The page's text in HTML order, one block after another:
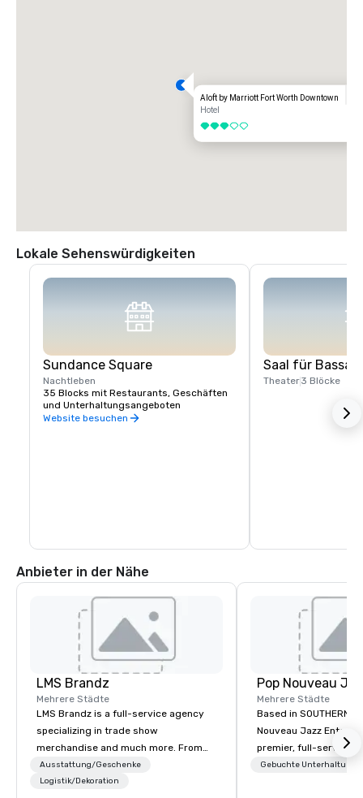
Aloft by Marriott Fort Worth Downtown
Hotel
3 von 5
Lokale Sehenswürdigkeiten
Sundance Square
Nachtleben
35 Blocks mit Restaurants, Geschäften
und Unterhaltungsangeboten
Website besuchen
Saal für
Theater3 Blöcke
Anbieter in der Nähe
LMS Brandz
Mehrere Städte
LMS Brandz is a full-service agency
specializing in trade show
merchandise and much more. From
booth giveaways and branded apparel
to executive gifting, displays,
Ausstattung/Geschenke
Logistik/Dekoration
Mehrere Städte
Based in SOUTHERN
Nouveau Jazz
premier, full-service
entertainment
Gebuchte Unterhaltung